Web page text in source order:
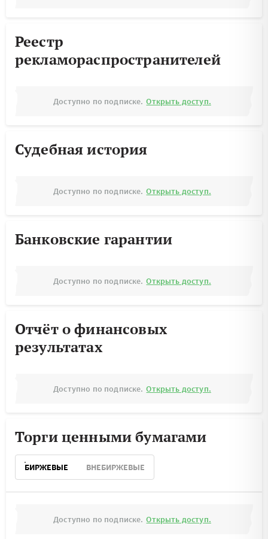
Реестр
рекламораспространителей
Доступно по подписке. Открыть доступ.
Судебная история
Доступно по подписке. Открыть доступ.
Банковские гарантии
Доступно по подписке. Открыть доступ.
Отчёт о финансовых
результатах
Доступно по подписке. Открыть доступ.
Торги ценными бумагами
БИРЖЕВЫЕ ВНЕБИРЖЕВЫЕ
Доступно по подписке. Открыть доступ.